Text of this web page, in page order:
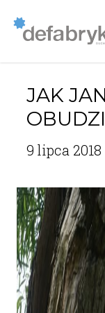
JAK
9 lipca 2018